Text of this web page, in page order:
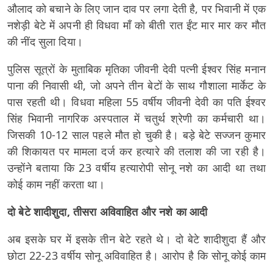
औलाद को बचाने के लिए जान दाव पर लगा देती है, पर भिवानी में एक
नशेड़ी बेटे में अपनी ही विधवा माँ को बीती रात ईंट मार मार कर मौत
की नींद सुला दिया।
पुलिस सूत्रों के मुताबिक मृतिका जीवनी देवी पत्नी ईश्वर सिंह मनान
पाना की निवासी थी, जो अपने तीन बेटों के साथ गौशाला मार्केट के
पास रहती थी। विधवा महिला 55 वर्षीय जीवनी देवी का पति ईश्वर
सिंह भिवानी नागरिक अस्पताल में चतुर्थ श्रेणी का कर्मचारी था।
जिसकी 10-12 साल पहले मौत हो चुकी है। बड़े बेटे सज्जन कुमार
की शिकायत पर मामला दर्ज कर हत्यारे की तलाश की जा रही है।
उन्होंने बताया कि 23 वर्षीय हत्यारोपी सोनू नशे का आदी था तथा
कोई काम नहीं करता था।
दो बेटे शादीशुदा, तीसरा अविवाहित और नशे का आदी
अब इसके घर में इसके तीन बेटे रहते थे। दो बेटे शादीशुदा हैं और
छोटा 22-23 वर्षीय सोनू अविवाहित है। आरोप है कि सोनू कोई काम